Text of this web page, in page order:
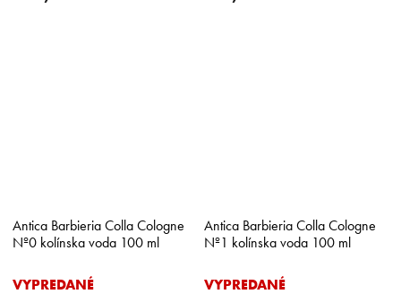
Antica Barbieria Colla Cologne
Nº0 kolínska voda 100 ml
VYPREDANÉ
Antica Barbieria Colla Cologne
Nº1 kolínska voda 100 ml
VYPREDANÉ